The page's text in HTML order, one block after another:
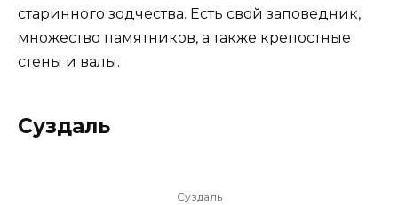
старинного зодчества. Есть свой заповедник,
множество памятников, а также крепостные
стены и валы.
Суздаль
Суздаль